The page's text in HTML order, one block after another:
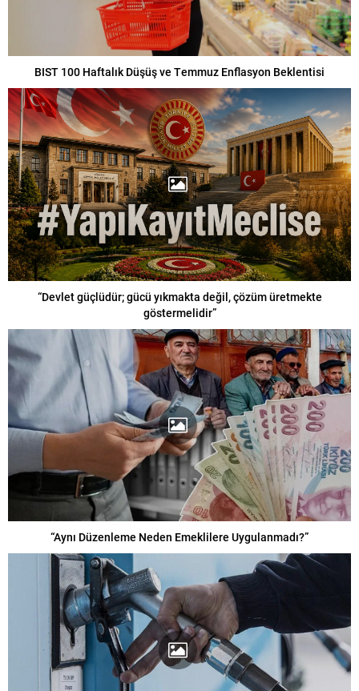
BIST 100 Haftalık Düşüş ve Temmuz Enflasyon Beklentisi
“Devlet güçlüdür; gücü yıkmakta değil, çözüm üretmekte
göstermelidir”
“Aynı Düzenleme Neden Emeklilere Uygulanmadı?”